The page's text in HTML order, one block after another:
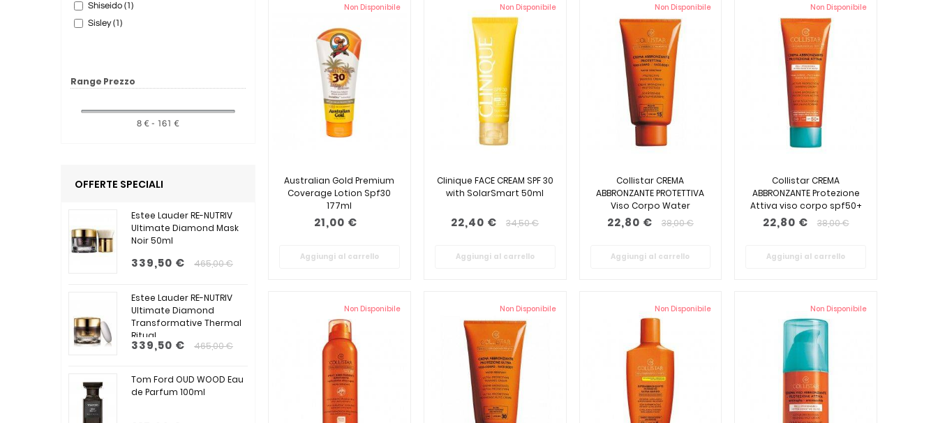
Shiseido (1)
Sisley (1)
Range Prezzo
8 € - 161 €
OFFERTE SPECIALI
Estee Lauder RE-NUTRIV
Ultimate Diamond Mask
Noir 50ml
339,50 € 465,00 €
Estee Lauder RE-NUTRIV
Ultimate Diamond
Transformative Thermal
Ritual...
339,50 € 465,00 €
Tom Ford OUD WOOD Eau
de Parfum 100ml
Non Disponibile
Australian Gold Premium
Coverage Lotion Spf30
177ml
21,00 €
Aggiungi al carrello
Non Disponibile
Clinique FACE CREAM SPF 30
with SolarSmart 50ml
22,40 € 34,50 €
Aggiungi al carrello
Non Disponibile
Collistar CREMA
ABBRONZANTE PROTETTIVA
Viso Corpo Water
Resistant Spf15...
22,80 € 38,00 €
Aggiungi al carrello
Non Disponibile
Collistar CREMA
ABBRONZANTE Protezione
Attiva viso corpo spf50+
100ml
22,80 € 38,00 €
Aggiungi al carrello
Non Disponibile Non Disponibile Non Disponibile Non Disponibile